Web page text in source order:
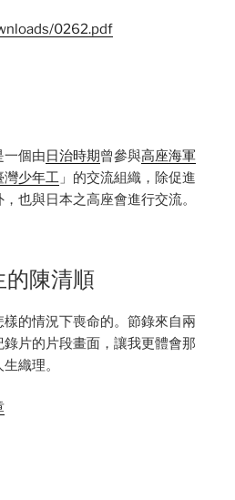
0262.pdf
一個由日治時期曾參與高座海軍
灣少年工 」的交流組織，除促進
也與日本之高座會進行交流。
的陳清順
的情況下喪命的。節錄來自兩
片的片段畫面，讓我更體會那
織理。